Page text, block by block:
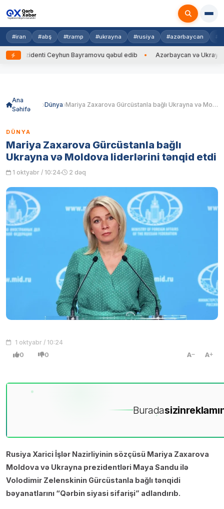
#iran #abş #tramp #ukrayna #rusiya #azərbaycan
Ceyhun Bayramovu qəbul edib Azərbaycan və Ukrayna XİN
Ana
Səhifə
Dünya Mariya Zaxarova Gürcüstanla bağlı Ukrayna və Moldova liderlərini tənqid etdi
DÜNYA
Mariya Zaxarova Gürcüstanla bağlı
Ukrayna və Moldova liderlərini tənqid etdi
1 oktyabr / 10:24 2 dəq
1 oktyabr / 10:24
0 0 A A
Buradasizin
Rusiya Xarici İşlər Nazirliyinin sözçüsü Mariya Zaxarova
Moldova və Ukrayna prezidentləri Maya Sandu ilə
Volodimir Zelenskinin Gürcüstanla bağlı tənqidi
bəyanatlarını “Qərbin siyasi sifarişi” adlandırıb.